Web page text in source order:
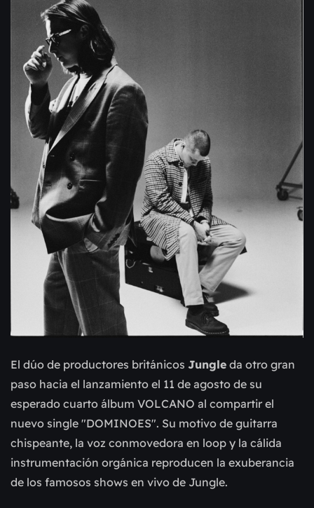
El dúo de productores británicos Jungle da otro gran
paso hacia el lanzamiento el 11 de agosto de su
esperado cuarto álbum VOLCANO al compartir el
nuevo single "DOMINOES". Su motivo de guitarra
chispeante, la voz conmovedora en loop y la cálida
instrumentación orgánica reproducen la exuberancia
de los famosos shows en vivo de Jungle.